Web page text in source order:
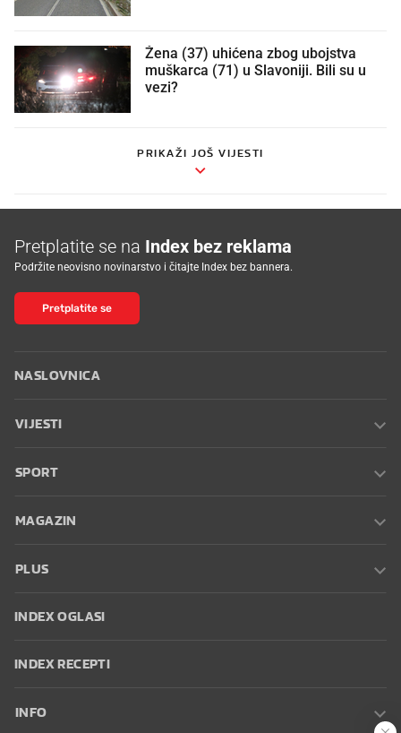
Žena (37) uhićena zbog ubojstva
muškarca (71) u Slavoniji. Bili su u
vezi?
PRIKAŽI JOŠ VIJESTI
Pretplatite se na Index bez reklama
Podržite neovisno novinarstvo i čitajte Index bez bannera.
Pretplatite se
NASLOVNICA
VIJESTI
SPORT
MAGAZIN
PLUS
INDEX OGLASI
INDEX RECEPTI
INFO